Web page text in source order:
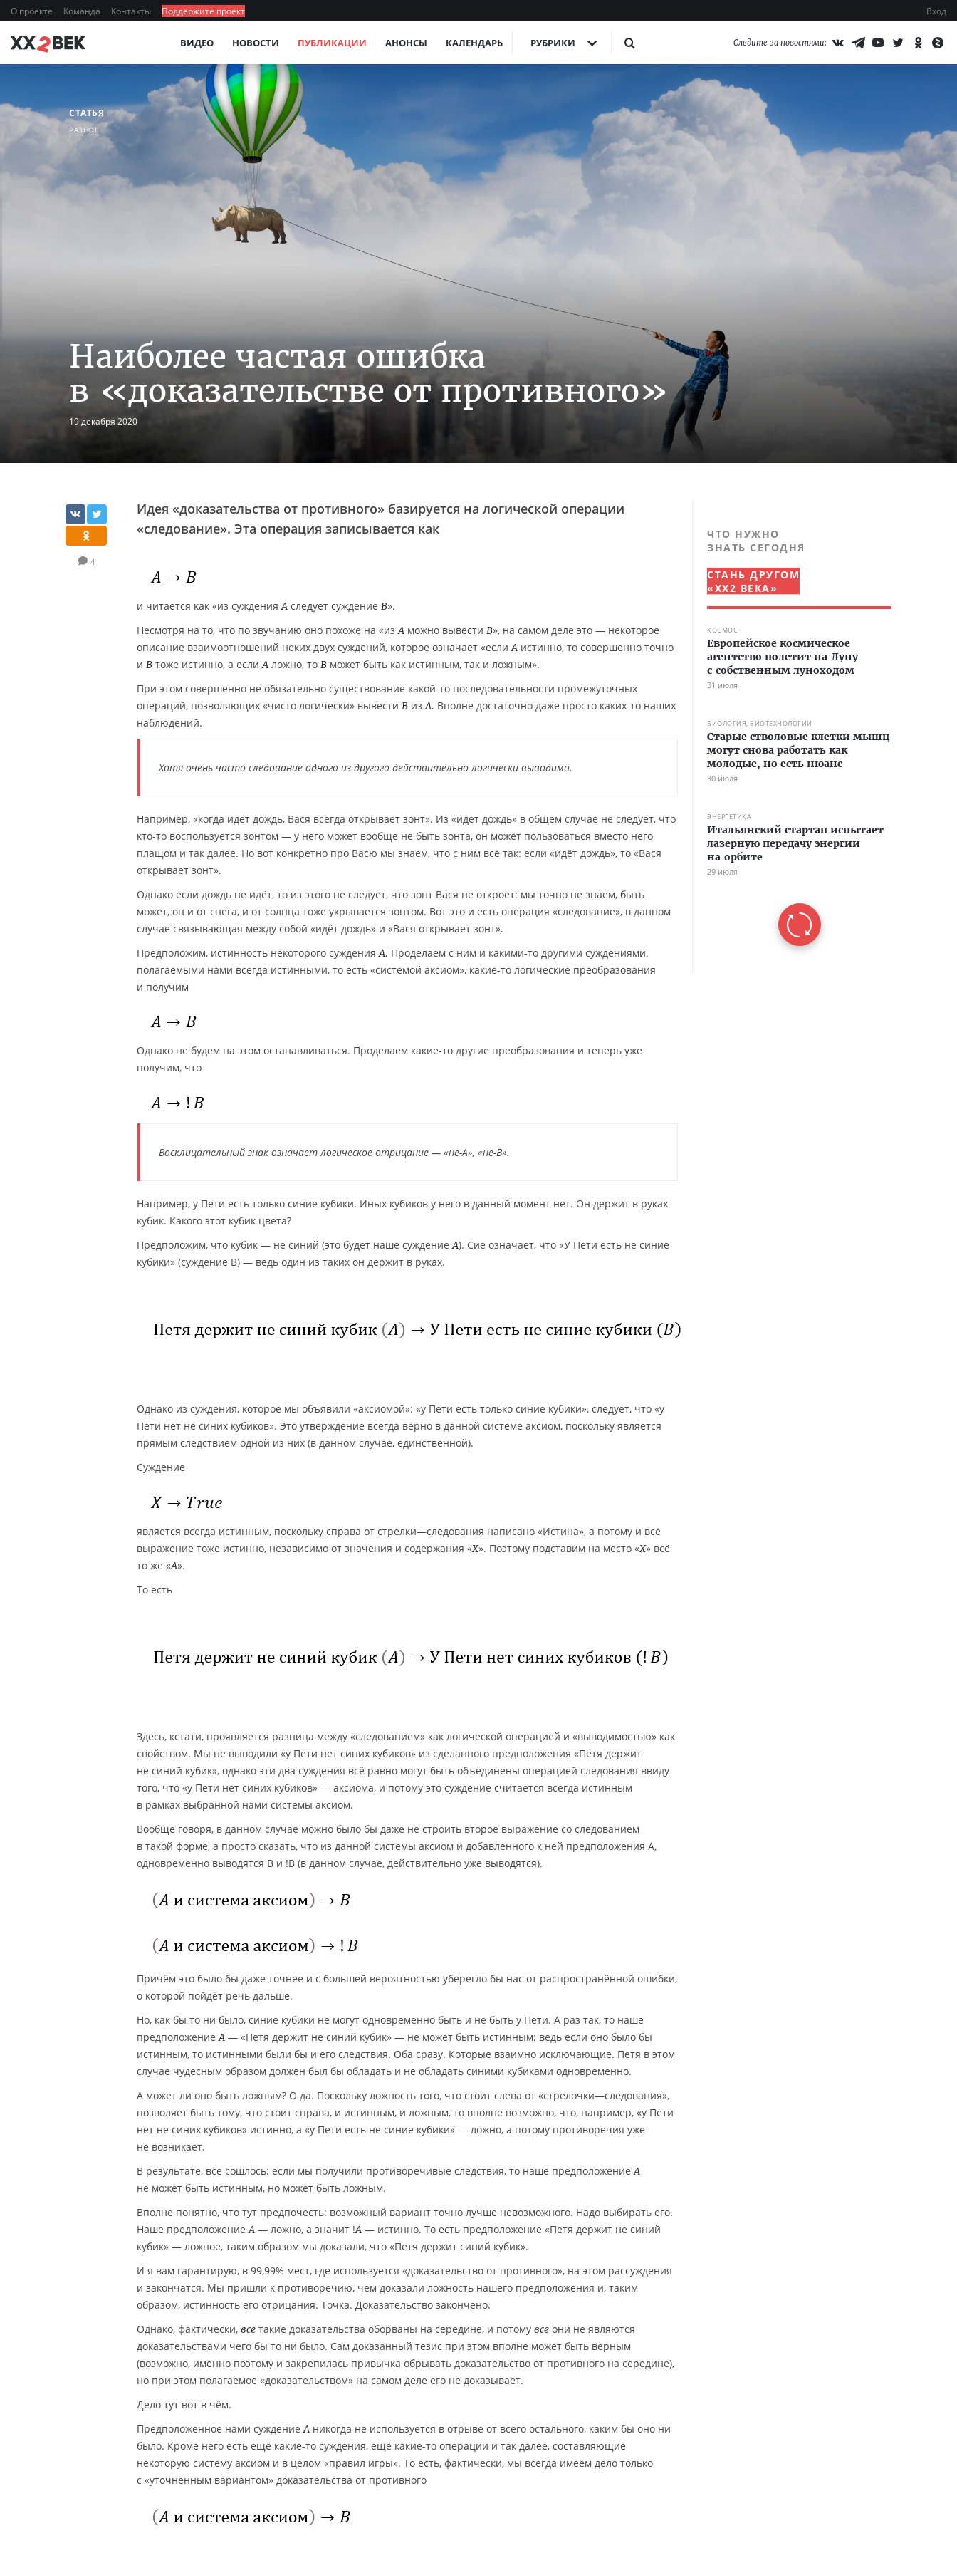
О проекте Команда Контакты Поддержите проект Вход
ВИДЕО НОВОСТИ ПУБЛИКАЦИИ АНОНСЫ КАЛЕНДАРЬ РУБРИКИ Следите за новостями:
СТАТЬЯ
РАЗНОЕ
Наиболее частая ошибка
в «доказательстве от противного»
19 декабря 2020
4
Идея «доказательства от противного» базируется на логической операции
«следование». Эта операция записывается как
и читается как «из сужденияA следует суждение B».
Несмотря на то, что по звучанию оно похоже на «изA можно вывести B», на самом деле это — некоторое
описание взаимоотношений неких двух суждений, которое означает «еслиA истинно, то совершенно точно
и B тоже истинно, а еслиA ложно, то B может быть как истинным, так и ложным».
При этом совершенно не обязательно существование какой-то последовательности промежуточных
операций, позволяющих «чисто логически» вывести B изA. Вполне достаточно даже просто каких-то наших
наблюдений.
Хотя очень часто следование одного из другого действительно логически выводимо.
Например, «когда идёт дождь, Вася всегда открывает зонт». Из «идёт дождь» в общем случае не следует, что
кто-то воспользуется зонтом — у него может вообще не быть зонта, он может пользоваться вместо него
плащом и так далее. Но вот конкретно про Васю мы знаем, что с ним всё так: если «идёт дождь», то «Вася
открывает зонт».
Однако если дождь не идёт, то из этого не следует, что зонт Вася не откроет: мы точно не знаем, быть
может, он и от снега, и от солнца тоже укрывается зонтом. Вот это и есть операция «следование», в данном
случае связывающая между собой «идёт дождь» и «Вася открывает зонт».
Предположим, истинность некоторого сужденияA. Проделаем с ним и какими-то другими суждениями,
полагаемыми нами всегда истинными, то есть «системой аксиом», какие-то логические преобразования
и получим
Однако не будем на этом останавливаться. Проделаем какие-то другие преобразования и теперь уже
получим, что
Восклицательный знак означает логическое отрицание — «не-A», «не-B».
Например, у Пети есть только синие кубики. Иных кубиков у него в данный момент нет. Он держит в руках
кубик. Какого этот кубик цвета?
Предположим, что кубик — не синий (это будет наше суждениеA). Сие означает, что «У Пети есть не синие
кубики» (суждение B) — ведь один из таких он держит в руках.
Однако из суждения, которое мы объявили «аксиомой»: «у Пети есть только синие кубики», следует, что «у
Пети нет не синих кубиков». Это утверждение всегда верно в данной системе аксиом, поскольку является
прямым следствием одной из них (в данном случае, единственной).
Суждение
является всегда истинным, поскольку справа от стрелки—следования написано «Истина», а потому и всё
выражение тоже истинно, независимо от значения и содержания «X». Поэтому подставим на место «X» всё
то же «A».
То есть
Здесь, кстати, проявляется разница между «следованием» как логической операцией и «выводимостью» как
свойством. Мы не выводили «у Пети нет синих кубиков» из сделанного предположения «Петя держит
не синий кубик», однако эти два суждения всё равно могут быть объединены операцией следования ввиду
того, что «у Пети нет синих кубиков» — аксиома, и потому это суждение считается всегда истинным
в рамках выбранной нами системы аксиом.
Вообще говоря, в данном случае можно было бы даже не строить второе выражение со следованием
в такой форме, а просто сказать, что из данной системы аксиом и добавленного к ней предположения A,
одновременно выводятся B и !B (в данном случае, действительно уже выводятся).
Причём это было бы даже точнее и с большей вероятностью уберегло бы нас от распространённой ошибки,
о которой пойдёт речь дальше.
Но, как бы то ни было, синие кубики не могут одновременно быть и не быть у Пети. А раз так, то наше
предположениеA — «Петя держит не синий кубик» — не может быть истинным: ведь если оно было бы
истинным, то истинными были бы и его следствия. Оба сразу. Которые взаимно исключающие. Петя в этом
случае чудесным образом должен был бы обладать и не обладать синими кубиками одновременно.
А может ли оно быть ложным? О да. Поскольку ложность того, что стоит слева от «стрелочки—следования»,
позволяет быть тому, что стоит справа, и истинным, и ложным, то вполне возможно, что, например, «у Пети
нет не синих кубиков» истинно, а «у Пети есть не синие кубики» — ложно, а потому противоречия уже
не возникает.
В результате, всё сошлось: если мы получили противоречивые следствия, то наше предположениеA
не может быть истинным, но может быть ложным.
Вполне понятно, что тут предпочесть: возможный вариант точно лучше невозможного. Надо выбирать его.
Наше предположениеA — ложно, а значит !A — истинно. То есть предположение «Петя держит не синий
кубик» — ложное, таким образом мы доказали, что «Петя держит синий кубик».
И я вам гарантирую, в 99,99% мест, где используется «доказательство от противного», на этом рассуждения
и закончатся. Мы пришли к противоречию, чем доказали ложность нашего предположения и, таким
образом, истинность его отрицания. Точка. Доказательство закончено.
Однако, фактически, все такие доказательства оборваны на середине, и потому все они не являются
доказательствами чего бы то ни было. Сам доказанный тезис при этом вполне может быть верным
(возможно, именно поэтому и закрепилась привычка обрывать доказательство от противного на середине),
но при этом полагаемое «доказательством» на самом деле его не доказывает.
Дело тут вот в чём.
Предположенное нами суждениеA никогда не используется в отрыве от всего остального, каким бы оно ни
было. Кроме него есть ещё какие-то суждения, ещё какие-то операции и так далее, составляющие
некоторую систему аксиом и в целом «правил игры». То есть, фактически, мы всегда имеем дело только
с «уточнённым вариантом» доказательства от противного
ЧТО НУЖНО
ЗНАТЬ СЕГОДНЯ
СТАНЬ ДРУГОМ
«XX2 ВЕКА»
КОСМОС
Европейское космическое
агентство полетит на Луну
с собственным луноходом
31 июля
БИОЛОГИЯ, БИОТЕХНОЛОГИИ
Старые стволовые клетки мышц
могут снова работать как
молодые, но есть нюанс
30 июля
ЭНЕРГЕТИКА
Итальянский стартап испытает
лазерную передачу энергии
на орбите
29 июля